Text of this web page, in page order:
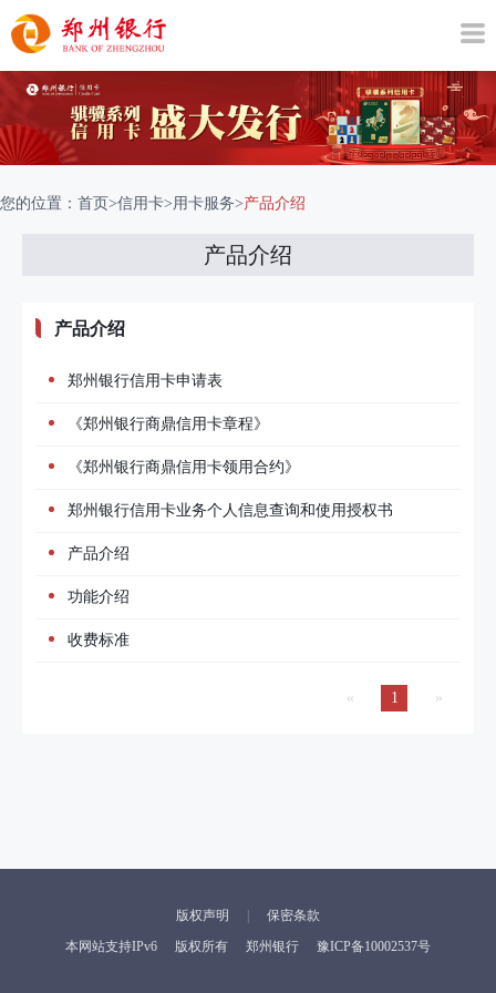
您的位置： 首页>信用卡>用卡服务>产品介绍
产品介绍
产品介绍
郑州银行信用卡申请表
《郑州银行商鼎信用卡章程》
《郑州银行商鼎信用卡领用合约》
郑州银行信用卡业务个人信息查询和使用授权书
产品介绍
功能介绍
收费标准
« 1 »
版权声明
保密条款
本网站支持IPv6
版权所有 郑州银行 豫ICP备10002537号